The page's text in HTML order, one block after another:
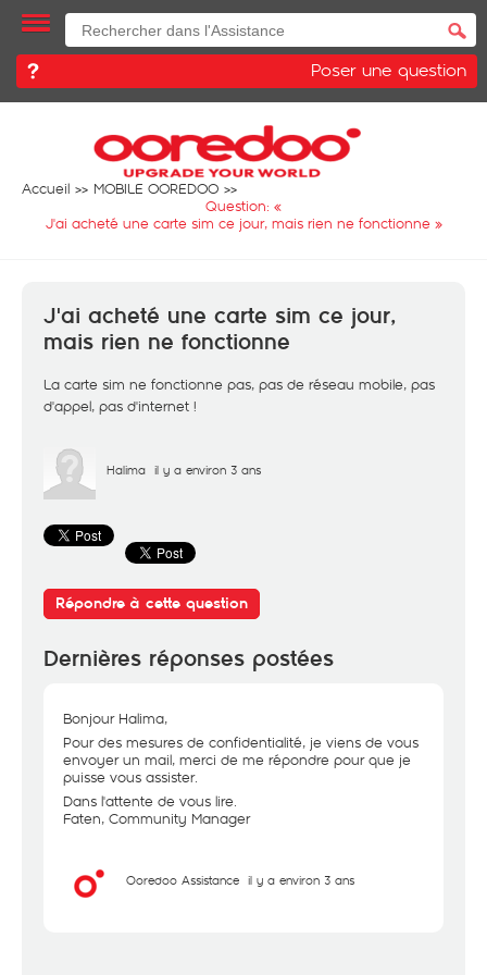
Poser une question
Accueil
MOBILE OOREDOO
Question: «
J'ai acheté une carte sim ce jour, mais rien ne fonctionne »
J'ai acheté une carte sim ce jour,
mais rien ne fonctionne
La carte sim ne fonctionne pas, pas de réseau mobile, pas
d'appel, pas d'internet !
Halima il y a environ 3 ans
Répondre à cette question
Dernières réponses postées
Bonjour Halima,
Pour des mesures de confidentialité, je viens de vous
envoyer un mail, merci de me répondre pour que je
puisse vous assister.
Dans l'attente de vous lire.
Faten, Community Manager
Ooredoo Assistance il y a environ 3 ans